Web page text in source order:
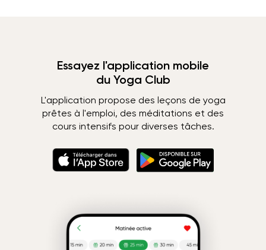
Essayez l'application mobile
du Yoga Club
L'application propose des leçons de yoga
prêtes à l'emploi, des méditations et des
cours intensifs pour diverses tâches.